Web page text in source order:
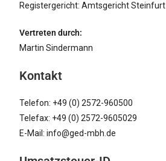
Registergericht: Amtsgericht Steinfurt
Vertreten durch:
Martin Sindermann
Kontakt
Telefon: +49 (0) 2572-960500
Telefax: +49 (0) 2572-9605029
E-Mail: info@ged-mbh.de